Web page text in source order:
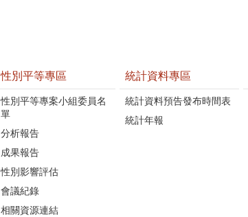
性別平等專區
性別平等專案小組委員名
單
分析報告
成果報告
性別影響評估
會議紀錄
相關資源連結
統計資料專區
統計資料預告發布時間表
統計年報